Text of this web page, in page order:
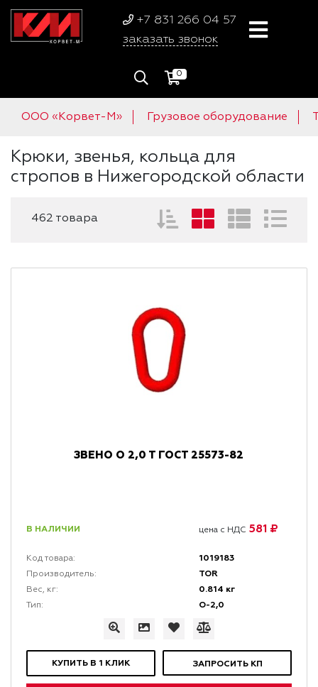
+7 831 266 04 57
заказать звонок
0
ООО «Корвет-М» Грузовое оборудование
Крюки, звенья, кольца для
стропов в Нижегородской области
462 товара
ЗВЕНО О 2,0 Т ГОСТ 25573-82
В НАЛИЧИИ цена с НДС 581 ₽
Код товара: 1019183
Производитель: TOR
Вес, кг: 0.814 кг
Тип: О-2,0
КУПИТЬ В 1 КЛИК ЗАПРОСИТЬ КП